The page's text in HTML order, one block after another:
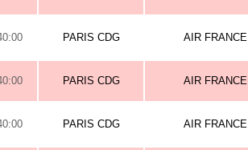
PARIS CDG AIR FRANCE
PARIS CDG AIR FRANCE
PARIS CDG AIR FRANCE